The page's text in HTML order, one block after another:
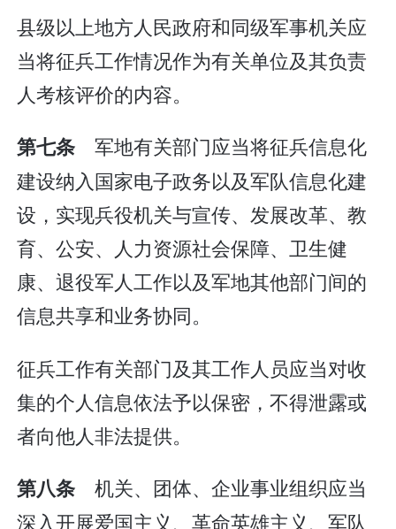
县级以上地方人民政府和同级军事机关应
当将征兵工作情况作为有关单位及其负责
人考核评价的内容。
第七条 军地有关部门应当将征兵信息化
建设纳入国家电子政务以及军队信息化建
设，实现兵役机关与宣传、发展改革、教
育、公安、人力资源社会保障、卫生健
康、退役军人工作以及军地其他部门间的
信息共享和业务协同。
征兵工作有关部门及其工作人员应当对收
集的个人信息依法予以保密，不得泄露或
者向他人非法提供。
第八条 机关、团体、企业事业组织应当
深入开展爱国主义、革命英雄主义、军队